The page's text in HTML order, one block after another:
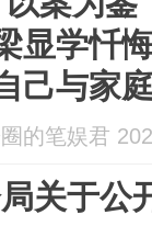
显学忏
己与家
的笔娱君
关于公